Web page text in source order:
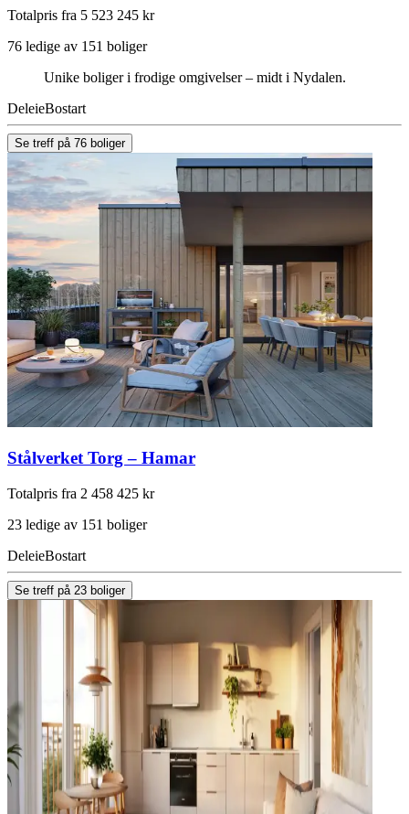
Totalpris fra 5 523 245 kr
76 ledige av 151 boliger
Unike boliger i frodige omgivelser – midt i Nydalen.
DeleieBostart
Se treff på 76 boliger
Stålverket Torg – Hamar
Totalpris fra 2 458 425 kr
23 ledige av 151 boliger
DeleieBostart
Se treff på 23 boliger